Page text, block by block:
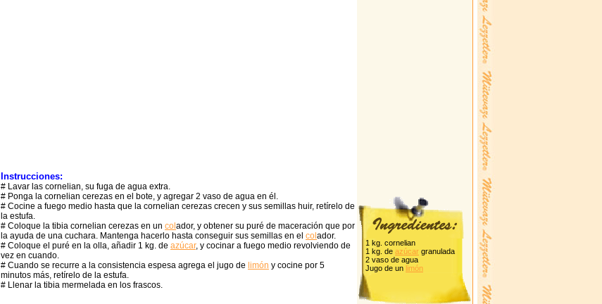
Instrucciones:
# Lavar las cornelian, su fuga de agua extra.
# Ponga la cornelian cerezas en el bote, y agregar 2 vaso de agua en él.
# Cocine a fuego medio hasta que la cornelian cerezas crecen y sus semillas huir, retírelo de
la estufa.
# Coloque la tibia cornelian cerezas en un col ador, y obtener su puré de maceración que por
la ayuda de una cuchara. Mantenga hacerlo hasta conseguir sus semillas en el col ador.
# Coloque el puré en la olla, añadir 1 kg. de azúcar, y cocinar a fuego medio revolviendo de
vez en cuando.
# Cuando se recurre a la consistencia espesa agrega el jugo de limón y cocine por 5
minutos más, retírelo de la estufa.
# Llenar la tibia mermelada en los frascos.
1 kg. cornelian
1 kg. de azúcar granulada
2 vaso de agua
Jugo de un limón